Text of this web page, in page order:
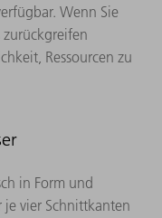
Wenn Sie
zurückgreifen
Ressourcen zu
in Form und
vier Schnittkanten